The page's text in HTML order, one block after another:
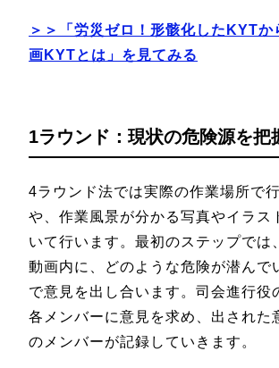
＞＞「労災ゼロ！形骸化したKYTか
画KYTとは 」を見てみる
1ラウンド：現状の危険源を把
4ラウンド法では実際の作業場所で
や、作業風景が分かる写真やイラス
いて行います。最初のステップでは
動画内に、どのような危険が潜んで
で意見を出し合います。司会進行役
各メンバーに意見を求め、出された
のメンバーが記録していきます。